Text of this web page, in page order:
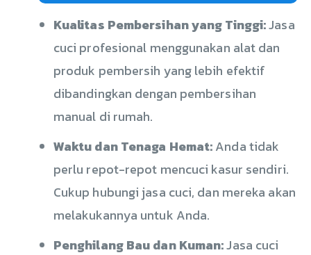
Kualitas Pembersihan yang Tinggi:Jasa
cuci profesional menggunakan alat dan
produk pembersih yang lebih efektif
dibandingkan dengan pembersihan
manual di rumah.
Waktu dan Tenaga Hemat:Anda tidak
perlu repot-repot mencuci kasur sendiri.
Cukup hubungi jasa cuci, dan mereka akan
melakukannya untuk Anda.
Penghilang Bau dan Kuman:Jasa cuci